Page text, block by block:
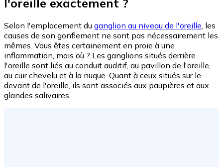
l'oreille exactement ?
Selon l'emplacement du ganglion au niveau de l'oreille, les
causes de son gonflement ne sont pas nécessairement les
mêmes. Vous êtes certainement en proie à une
inflammation, mais où ? Les ganglions situés derrière
l'oreille sont liés au conduit auditif, au pavillon de l'oreille,
au cuir chevelu et à la nuque. Quant à ceux situés sur le
devant de l'oreille, ils sont associés aux paupières et aux
glandes salivaires.